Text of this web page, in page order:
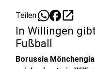
Teilen: open_in_new
In Willingen
Fußball
Borussia